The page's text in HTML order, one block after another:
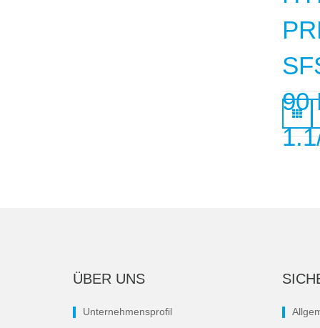
ÜBER UNS
Unternehmensprofil